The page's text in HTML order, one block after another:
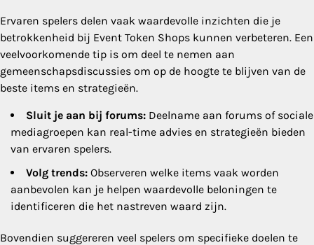
Ervaren spelers delen vaak waardevolle inzichten die je
betrokkenheid bij Event Token Shops kunnen verbeteren. Een
veelvoorkomende tip is om deel te nemen aan
gemeenschapsdiscussies om op de hoogte te blijven van de
beste items en strategieën.
Sluit je aan bij forums: Deelname aan forums of sociale
mediagroepen kan real-time advies en strategieën bieden
van ervaren spelers.
Volg trends: Observeren welke items vaak worden
aanbevolen kan je helpen waardevolle beloningen te
identificeren die het nastreven waard zijn.
Bovendien suggereren veel spelers om specifieke doelen te